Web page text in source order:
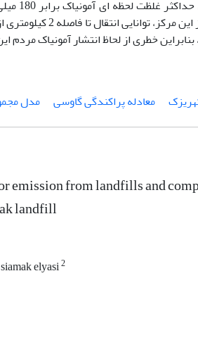
ارتفاع موثر 1.5 متری
معادله پراکندگی گاوسی مدل
from landfills and
landfill
siamak elyasi2